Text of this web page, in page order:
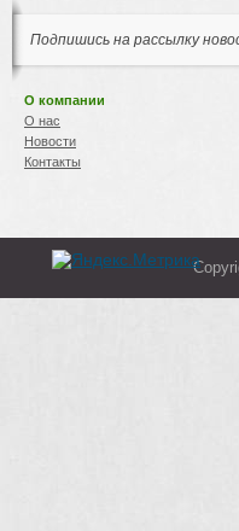
Подпишись на рассылку
О компании
О нас
Новости
Контакты